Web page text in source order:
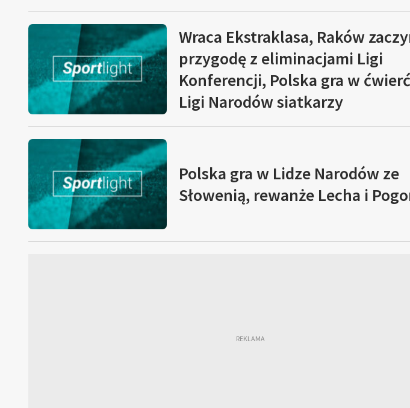
Wraca Ekstraklasa, Raków
przygodę z eliminacjami Ligi
Konferencji, Polska gra w
Ligi Narodów siatkarzy
Polska gra w Lidze Narodów ze
Słowenią, rewanże Lecha i